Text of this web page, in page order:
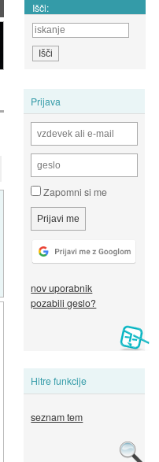
Išči:
Prijava
Zapomni si me
nov uporabnik
pozabili geslo?
Hitre funkcije
seznam tem